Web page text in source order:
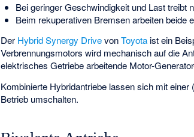
Bei geringer Geschwindigkeit und Last treibt
Beim rekuperativen Bremsen arbeiten beide
Der Hybrid Synergy DrivevonToyota ist ein
Verbrennungsmotors wird mechanisch auf die
elektrisches Getriebe arbeitende Motor-
Kombinierte Hybridantriebe lassen sich mit
Betrieb umschalten.